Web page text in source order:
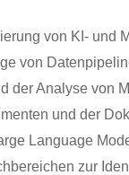
von KI- und
von
der Analyse von
und der
Language
zur